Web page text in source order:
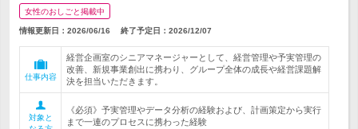
女性のおしごと掲載中
情報更新日：2026/06/16 終了予定日： 2026/12/07
仕事内容
経営企画室のシニアマネージャーとして、経営管理や予実管理の
改善、新規事業創出に携わり、グループ全体の成長や経営課題解
決を担当いただきます。
対象と
《必須》予実管理やデータ分析の経験および、計画策定から実行
まで一連のプロセスに携わった経験